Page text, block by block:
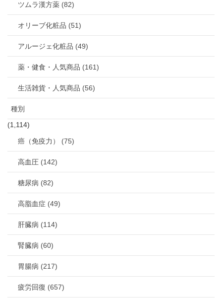
ツムラ漢方薬 (82)
オリーブ化粧品 (51)
アルージェ化粧品 (49)
薬・健食・人気商品 (161)
生活雑貨・人気商品 (56)
種別
(1,114)
癌（免疫力） (75)
高血圧 (142)
糖尿病 (82)
高脂血症 (49)
肝臓病 (114)
腎臓病 (60)
胃腸病 (217)
疲労回復 (657)